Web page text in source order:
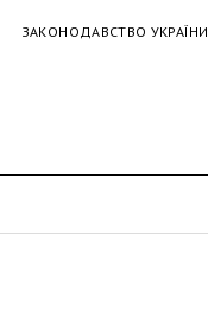
ЗАКОНОДАВСТВО УКРАЇНИ